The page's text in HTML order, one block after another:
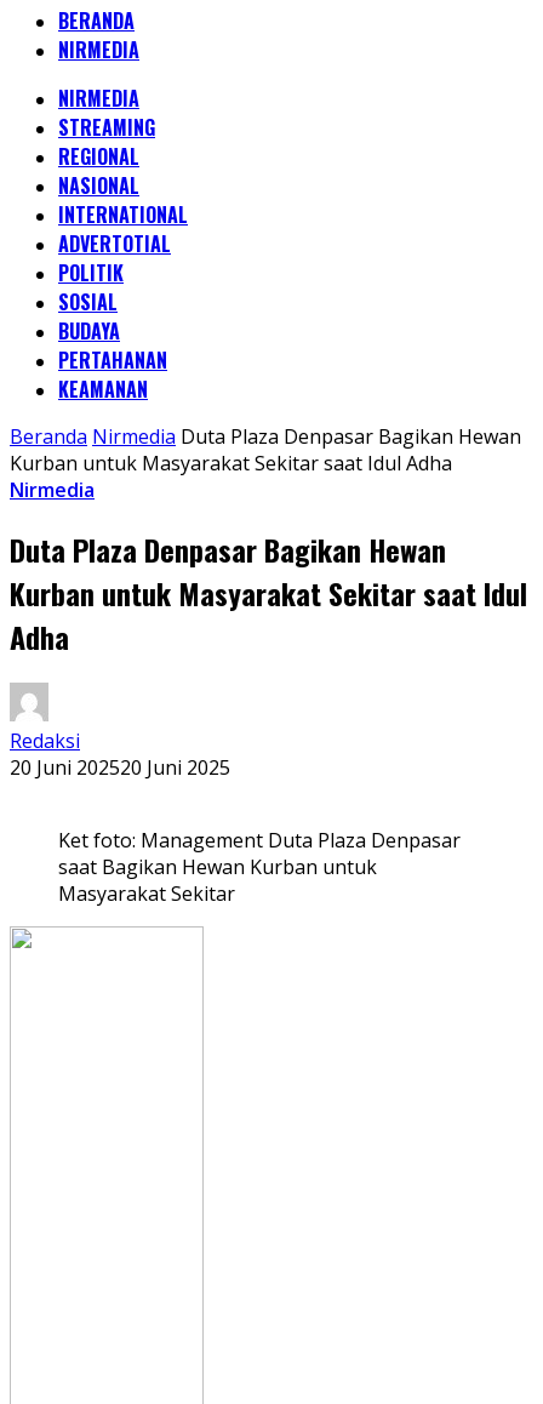
BERANDA
NIRMEDIA
NIRMEDIA
STREAMING
REGIONAL
NASIONAL
INTERNATIONAL
ADVERTOTIAL
POLITIK
SOSIAL
BUDAYA
PERTAHANAN
KEAMANAN
Beranda Nirmedia Duta Plaza Denpasar Bagikan Hewan
Kurban untuk Masyarakat Sekitar saat Idul Adha
Nirmedia
Duta Plaza Denpasar Bagikan Hewan
Kurban untuk Masyarakat Sekitar saat Idul
Adha
Redaksi
20 Juni 202520 Juni 2025
Ket foto: Management Duta Plaza Denpasar
saat Bagikan Hewan Kurban untuk
Masyarakat Sekitar